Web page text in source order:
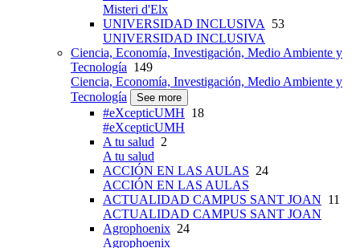
Misteri d'Elx
UNIVERSIDAD INCLUSIVA
53
UNIVERSIDAD INCLUSIVA
Ciencia, Economía, Investigación, Medio Ambiente y
Tecnología 149
Ciencia, Economía, Investigación, Medio Ambiente y
Tecnología
See more
#eXcepticUMH 18
#eXcepticUMH
A tu salud 2
A tu salud
ACCIÓN EN LAS AULAS 24
ACCIÓN EN LAS AULAS
ACTUALIDAD CAMPUS SANT JOAN 11
ACTUALIDAD CAMPUS SANT JOAN
Agrophoenix 24
Agrophoenix